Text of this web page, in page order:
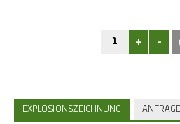
+ -
EXPLOSIONSZEICHNUNG ANFRAGE